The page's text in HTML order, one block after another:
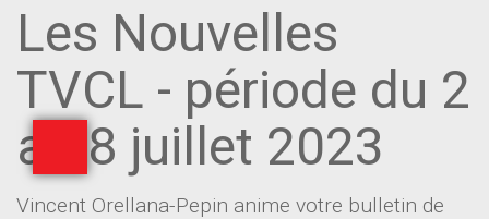
Les Nouvelles
TVCL - période du 2
au 8 juillet 2023
Vincent Orellana-Pepin anime votre bulletin de